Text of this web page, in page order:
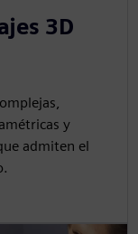
3D
y
admiten el